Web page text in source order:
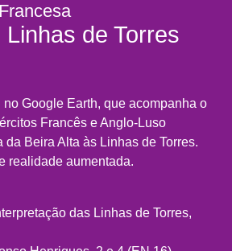
de Torres
Google Earth, que acompanha o
Francês e Anglo-Luso
da Beira Alta às Linhas de Torres.
realidade aumentada.
das Linhas de Torres,